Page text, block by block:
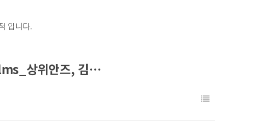
입니다.
상위안즈, 김…